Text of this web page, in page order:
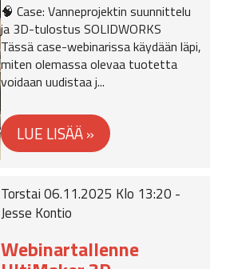
🧠 Case: Vanneprojektin suunnittelu
ja 3D-tulostus SOLIDWORKS
Tässä case-webinarissa käydään läpi,
miten olemassa olevaa tuotetta
voidaan uudistaa j...
Torstai 06.11.2025 Klo 13:20 -
Jesse Kontio
Webinartallenne